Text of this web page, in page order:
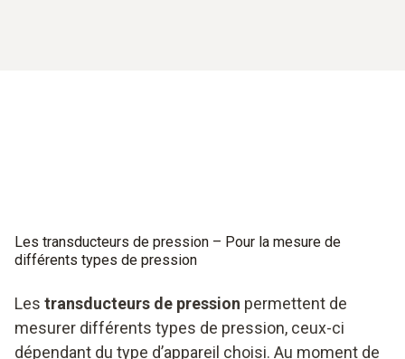
Les transducteurs de pression – Pour la mesure de
différents types de pression
Les transducteurs de pression permettent de
mesurer différents types de pression, ceux-ci
dépendant du type d’appareil choisi. Au moment de